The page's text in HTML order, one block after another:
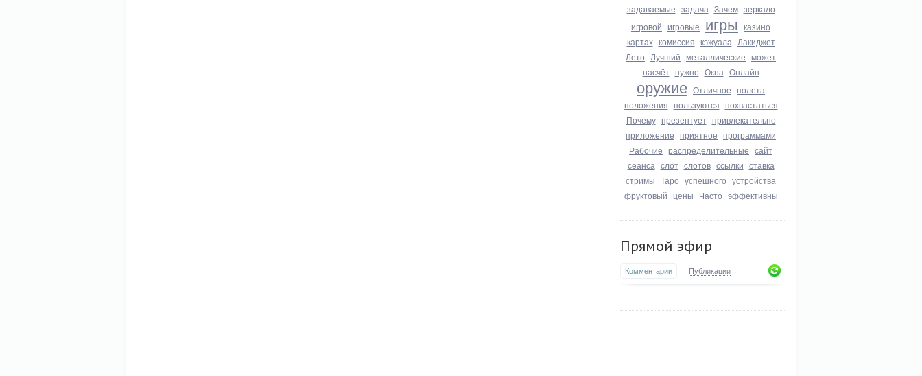
задаваемые задача Зачем зеркало
игровой игровые игры казино
картах комиссия кэжуала Лакиджет
Лето Лучший металлические может
насчёт нужно Окна Онлайн
оружие Отличное полета
положения пользуются похвастаться
Почему презентует привлекательно
приложение приятное программами
Рабочие распределительные сайт
сеанса слот слотов ссылки ставка
стримы Таро успешного устройства
фруктовый цены Часто эффективны
Прямой эфир
Комментарии Публикации